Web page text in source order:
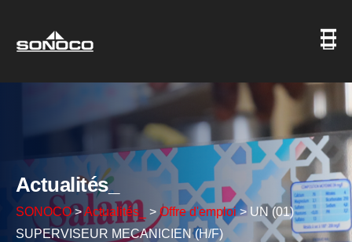
Actualités_
SONOCO>Actualités_ > Offre d'emploi> UN (01)
SUPERVISEUR MECANICIEN (H/F)